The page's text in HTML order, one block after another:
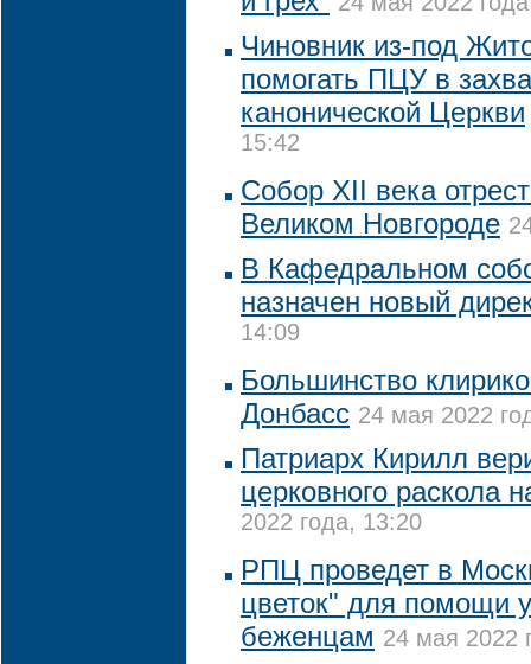
Чиновник из-под
помогать ПЦУ в
канонической Церкви
15:42
Собор XII века
Великом Новгороде
В Кафедральном
назначен новый
14:09
Большинство
Донбасс 24 мая 2022
Патриарх Кирилл
церковного раскола
2022 года, 13:20
РПЦ проведет в
цветок" для помощи
беженцам 24 мая 2022